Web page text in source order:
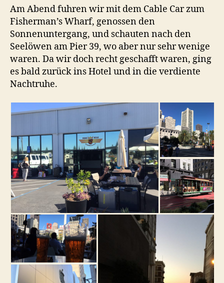
Am Abend fuhren wir mit dem Cable Car zum
Fisherman’s Wharf, genossen den
Sonnenuntergang, und schauten nach den
Seelöwen am Pier 39, wo aber nur sehr wenige
waren. Da wir doch recht geschafft waren, ging
es bald zurück ins Hotel und in die verdiente
Nachtruhe.